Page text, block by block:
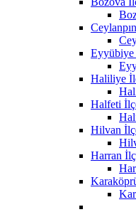
Eyyübiye
Haliliye
Halfeti
Hilvan
Harran